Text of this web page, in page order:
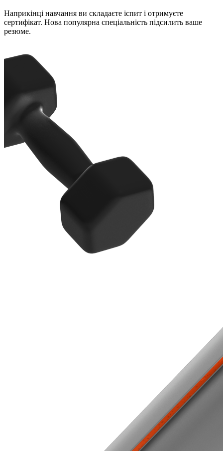
Наприкінці навчання ви складаєте іспит і отримуєте
сертифікат. Нова популярна спеціальність підсилить ваше
резюме.